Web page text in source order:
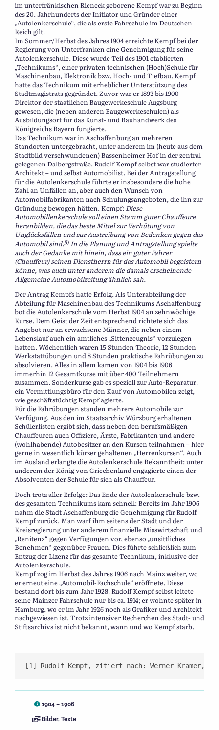
im unterfränkischen Rieneck geborene Kempf war zu Beginn
des 20. Jahrhunderts der Initiator und Gründer einer
„Autolenkerschule“, die als erste Fahrschule im Deutschen
Reich gilt.
Im Sommer/Herbst des Jahres 1904 erreichte Kempf bei der
Regierung von Unterfranken eine Genehmigung für seine
Autolenkerschule. Diese wurde Teil des 1901 etablierten
„Technikums“, einer privaten technischen (Hoch)Schule für
Maschinenbau, Elektronik bzw. Hoch- und Tiefbau. Kempf
hatte das Technikum mit erheblicher Unterstützung des
Stadtmagistrats gegründet. Zuvor war er 1893 bis 1900
Direktor der staatlichen Baugewerkeschule Augsburg
gewesen, die (neben anderen Baugewerkeschulen) als
Ausbildungsort für das Kunst- und Bauhandwerk des
Königreichs Bayern fungierte.
Das Technikum war in Aschaffenburg an mehreren
Standorten untergebracht, unter anderem im (heute aus dem
Stadtbild verschwundenen) Bassenheimer Hof in der zentral
gelegenen Dalbergstraße. Rudolf Kempf selbst war studierter
Architekt – und selbst Automobilist. Bei der Antragstellung
für die Autolenkerschule führte er insbesondere die hohe
Zahl an Unfällen an, aber auch den Wunsch von
Automobilfabrikanten nach Schulungsangeboten, die ihn zur
Gründung bewogen hätten. Kempf: Diese
Automobillenkerschule soll einen Stamm guter Chauffeure
heranbilden, die das beste Mittel zur Verhütung von
Unglücksfällen und zur Austreibung von Bedenken gegen das
Automobil sind.[1]In die Planung und Antragstellung spielte
auch der Gedanke mit hinein, dass ein guter Fahrer
(Chauffeur) seinen Dienstherrn für das Automobil begeistern
könne, was auch unter anderem die damals erscheinende
Allgemeine Automobilzeitung ähnlich sah.
Der Antrag Kempfs hatte Erfolg. Als Unterabteilung der
Abteilung für Maschinenbau des Technikums Aschaffenburg
bot die Autolenkerschule vom Herbst 1904 an zehnwöchige
Kurse. Dem Geist der Zeit entsprechend richtete sich das
Angebot nur an erwachsene Männer, die neben einem
Lebenslauf auch ein amtliches „Sittenzeugnis“ vorzulegen
hatten. Wöchentlich waren 15 Stunden Theorie, 12 Stunden
Werkstattübungen und 8 Stunden praktische Fahrübungen zu
absolvieren. Alles in allem kamen von 1904 bis 1906
immerhin 12 Gesamtkurse mit über 400 Teilnehmern
zusammen. Sonderkurse gab es speziell zur Auto-Reparatur;
ein Vermittlungsbüro für den Kauf von Automobilen zeigt,
wie geschäftstüchtig Kempf agierte.
Für die Fahrübungen standen mehrere Automobile zur
Verfügung. Aus den im Staatsarchiv Würzburg erhaltenen
Schülerlisten ergibt sich, dass neben den berufsmäßigen
Chauffeuren auch Offiziere, Ärzte, Fabrikanten und andere
(wohlhabende) Autobesitzer an den Kursen teilnahmen – hier
gerne in wesentlich kürzer gehaltenen „Herrenkursen“. Auch
im Ausland erlangte die Autolenkerschule Bekanntheit: unter
anderem der König von Griechenland engagierte einen der
Absolventen der Schule für sich als Chauffeur.
Doch trotz aller Erfolge: Das Ende der Autolenkerschule bzw.
des gesamten Technikums kam schnell: Bereits im Jahr 1906
nahm die Stadt Aschaffenburg die Genehmigung für Rudolf
Kempf zurück. Man warf ihm seitens der Stadt und der
Kreisregierung unter anderem finanzielle Misswirtschaft und
„Renitenz“ gegen Verfügungen vor, ebenso „unsittliches
Benehmen“ gegenüber Frauen. Dies führte schließlich zum
Entzug der Lizenz für das gesamte Technikum, inklusive der
Autolenkerschule.
Kempf zog im Herbst des Jahres 1906 nach Mainz weiter, wo
er erneut eine „Automobil-Fachschule“ eröffnete. Diese
bestand dort bis zum Jahr 1928. Rudolf Kempf selbst leitete
seine Mainzer Fahrschule nur bis ca. 1914; er wohnte später in
Hamburg, wo er im Jahr 1926 noch als Grafiker und Architekt
nachgewiesen ist. Trotz intensiver Recherchen des Stadt- und
Stiftsarchivs ist nicht bekannt, wann und wo Kempf starb.
[1] Rudolf Kempf, zitiert nach: Werner Krämer,
1904 – 1906
Bilder, Texte